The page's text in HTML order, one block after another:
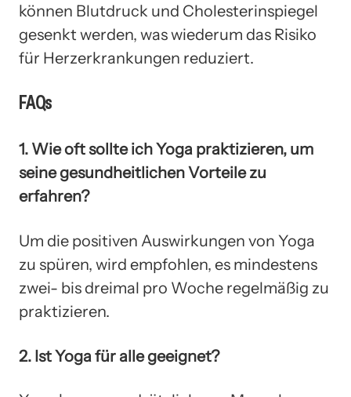
können Blutdruck und Cholesterinspiegel
gesenkt werden, was wiederum das Risiko
für Herzerkrankungen reduziert.
FAQs
1. Wie oft sollte ich Yoga praktizieren, um
seine gesundheitlichen Vorteile zu
erfahren?
Um die positiven Auswirkungen von Yoga
zu spüren, wird empfohlen, es mindestens
zwei- bis dreimal pro Woche regelmäßig zu
praktizieren.
2. Ist Yoga für alle geeignet?